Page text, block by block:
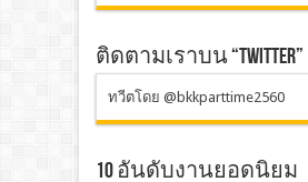
ติดตามเราบน “TWITTER”
ทวีตโดย @bkkparttime2560
10 อันดับงานยอดนิยม